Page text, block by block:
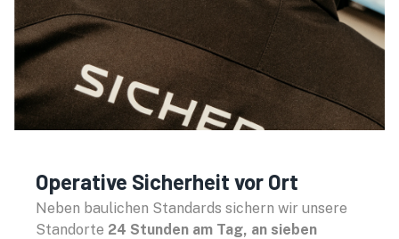
Unsere Tresore erreichen
Widerstandsgrad X (Grad 10) –
einen der höchsten unabhängig
geprüften Sicherheitsgrade
Europas.
Operative Sicherheit vor Ort
Neben baulichen Standards sichern wir unsere
Standorte 24 Stunden am Tag, an sieben